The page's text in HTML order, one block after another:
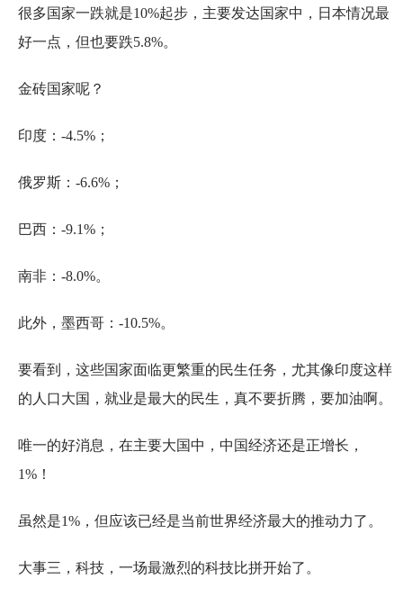
很多国家一跌就是10%起步，主要发达国家中，日本情况最
好一点，但也要跌5.8%。
金砖国家呢？
印度：-4.5%；
俄罗斯：-6.6%；
巴西：-9.1%；
南非：-8.0%。
此外，墨西哥：-10.5%。
要看到，这些国家面临更繁重的民生任务，尤其像印度这样
的人口大国，就业是最大的民生，真不要折腾，要加油啊。
唯一的好消息，在主要大国中，中国经济还是正增长，
1%！
虽然是1%，但应该已经是当前世界经济最大的推动力了。
大事三，科技，一场最激烈的科技比拼开始了。